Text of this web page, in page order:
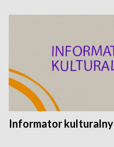
Informator kulturalny